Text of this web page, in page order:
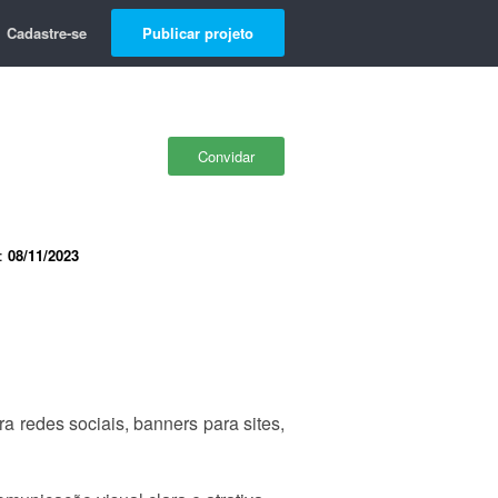
Cadastre-se Publicar projeto
Convidar
08/11/2023
redes sociais, banners para sites,